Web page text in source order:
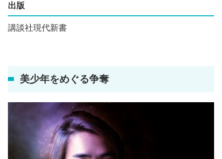
出版
講談社現代新書
美少年をめぐる争奪